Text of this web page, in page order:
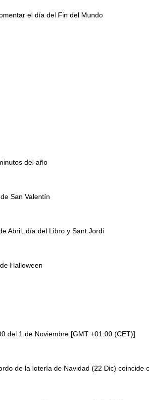
el día del Fin del Mundo
del año
San Valentín
Abril, día del Libro y Sant Jordi
Halloween
del 1 de Noviembre [GMT +01:00 (CET)]
de la lotería de Navidad (22 Dic)